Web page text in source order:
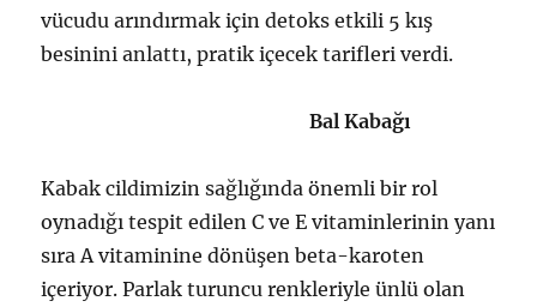
vücudu arındırmak için detoks etkili 5 kış
besinini anlattı, pratik içecek tarifleri verdi.
Bal Kabağı
Kabak cildimizin sağlığında önemli bir rol
oynadığı tespit edilen C ve E vitaminlerinin yanı
sıra A vitaminine dönüşen beta-karoten
içeriyor. Parlak turuncu renkleriyle ünlü olan